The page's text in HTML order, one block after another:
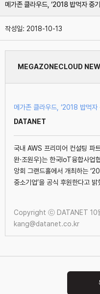
메가존 클라우드, ‘2018 밥먹자 중
작성일: 2018-10-13
MEGAZONECLOUD
메가존 클라우드, ‘2018 밥먹자
DATANET
국내 AWS 프리미어 컨설팅 파
완·조원우)는 한국IoT융합사업
앙회 그랜드홀에서 개최하는
중소기업’을 공식 후원한다고 밝
Copyright ⓒ DATANET 10
kang@datanet.co.kr